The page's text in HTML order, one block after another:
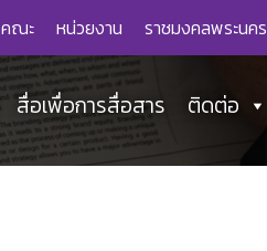
คณะ หน่วยงาน ราชมงคลพระนคร
สื่อเพื่อการสื่อสาร ติดต่อ